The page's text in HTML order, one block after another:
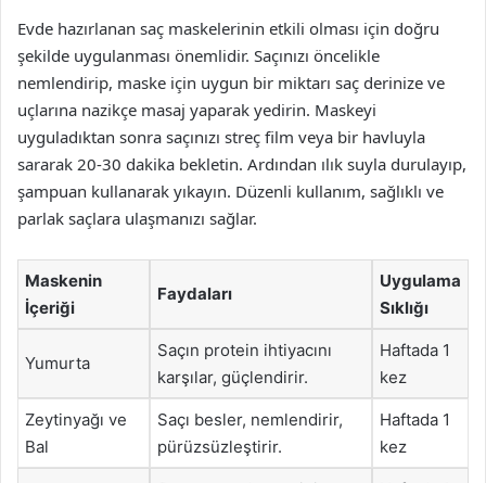
Evde hazırlanan saç maskelerinin etkili olması için doğru
şekilde uygulanması önemlidir. Saçınızı öncelikle
nemlendirip, maske için uygun bir miktarı saç derinize ve
uçlarına nazikçe masaj yaparak yedirin. Maskeyi
uyguladıktan sonra saçınızı streç film veya bir havluyla
sararak 20-30 dakika bekletin. Ardından ılık suyla durulayıp,
şampuan kullanarak yıkayın. Düzenli kullanım, sağlıklı ve
parlak saçlara ulaşmanızı sağlar.
Maskenin
İçeriği
Faydaları
Uygulama
Sıklığı
Yumurta
Saçın protein ihtiyacını
karşılar, güçlendirir.
Haftada 1
kez
Zeytinyağı ve
Bal
Saçı besler, nemlendirir,
pürüzsüzleştirir.
Haftada 1
kez